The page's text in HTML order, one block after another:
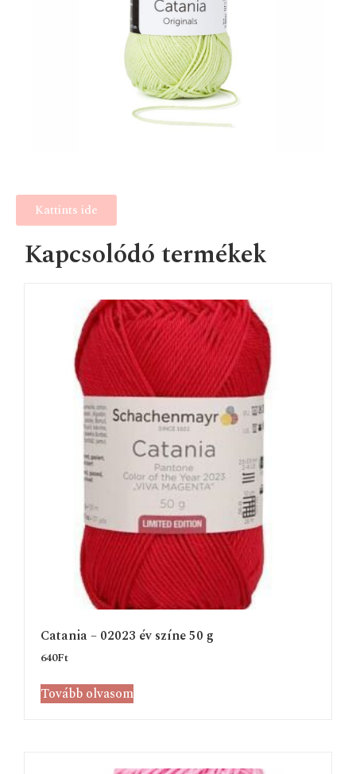
Kattints ide
Kapcsolódó termékek
Catania – 02023 év színe 50 g
640Ft
Tovább olvasom